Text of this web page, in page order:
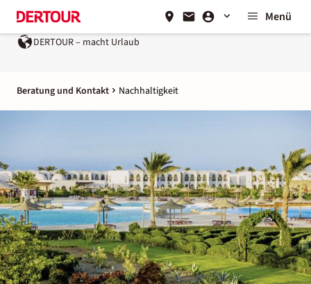
Menü
DERTOUR – macht Urlaub
Beratung und Kontakt Nachhaltigkeit